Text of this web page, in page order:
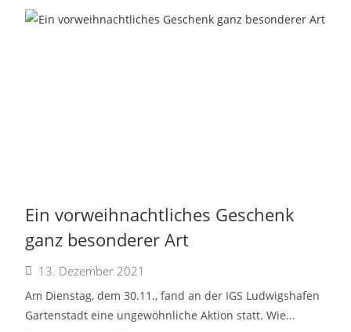
Ein vorweihnachtliches Geschenk
ganz besonderer Art
13. Dezember 2021
Am Dienstag, dem 30.11., fand an der IGS Ludwigshafen
Gartenstadt eine ungewöhnliche Aktion statt. Wie...